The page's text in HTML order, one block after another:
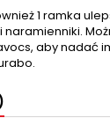
1 ramka
aby nadać